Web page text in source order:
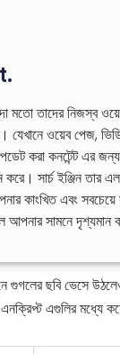
মতো তাদের নিজস্ব
যেখানে ওয়েব পেজ,
করা কনটেন্ট এর
সার্চ ইঞ্জিন তার
কাংখিত এবং সবচেয়ে
আপনার সামনে দৃশ্যমান
গুগলের ছবি ভেসে
এনক্রিপ্ট এগুলির